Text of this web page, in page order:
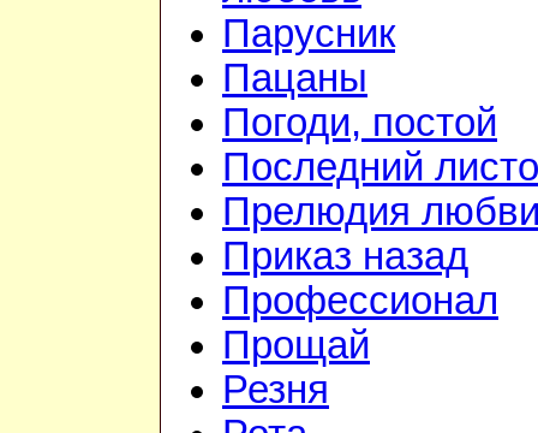
Парусник
Пацаны
Погоди, постой
Последний
Прелюдия
Приказ назад
Профессионал
Прощай
Резня